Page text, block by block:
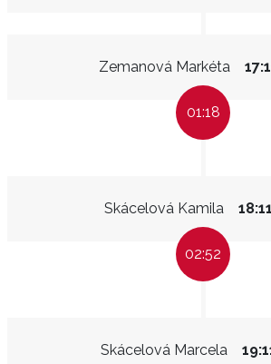
Zemanová Markéta
01:18
Skácelová Kamila 18:11
02:52
Skácelová Marcela